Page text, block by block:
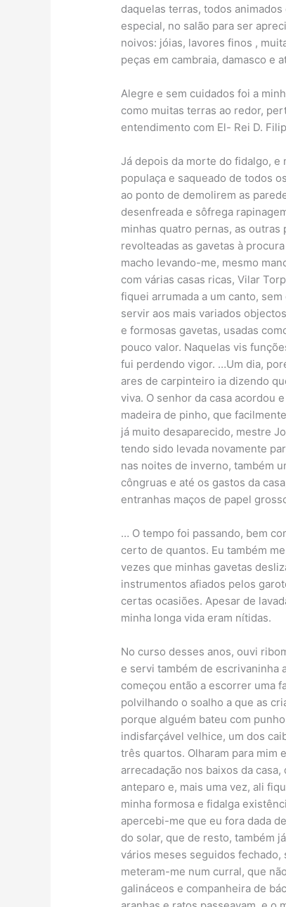
daquelas terras, todos
especial, no salão para ser
noivos: jóias, lavores finos ,
peças em cambraia, damasco e
Alegre e sem cuidados foi a
como muitas terras ao redor,
entendimento com El- Rei D.
Já depois da morte do fidalgo, e
populaça e saqueado de todos
ao ponto de demolirem as
desenfreada e sôfrega
minhas quatro pernas, as
revolteadas as gavetas à
macho levando-me, mesmo
com várias casas ricas, Vilar
fiquei arrumada a um canto,
servir aos mais variados
e formosas gavetas, usadas
pouco valor. Naquelas vis
fui perdendo vigor. …Um dia,
ares de carpinteiro ia dizendo
viva. O senhor da casa acordou
madeira de pinho, que
já muito desaparecido, mestre
tendo sido levada novamente
nas noites de inverno, também
côngruas e até os gastos da
entranhas maços de papel
… O tempo foi passando, bem
certo de quantos. Eu também
vezes que minhas gavetas
instrumentos afiados pelos
certas ocasiões. Apesar de
minha longa vida eram nítidas.
No curso desses anos, ouvi
e servi também de escrivaninha
começou então a escorrer uma
polvilhando o soalho a que as
porque alguém bateu com
indisfarçável velhice, um dos
três quartos. Olharam para mim
arrecadação nos baixos da
anteparo e, mais uma vez, ali
minha formosa e fidalga
apercebi-me que eu fora dada
do solar, que de resto, também
vários meses seguidos fechado,
meteram-me num curral, que
galináceos e companheira de